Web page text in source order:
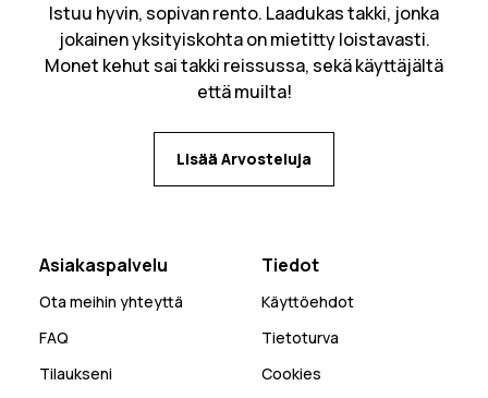
Istuu hyvin, sopivan rento. Laadukas takki, jonka
jokainen yksityiskohta on mietitty loistavasti.
Monet kehut sai takki reissussa, sekä käyttäjältä
että muilta!
Lisää Arvosteluja
Asiakaspalvelu
Ota meihin yhteyttä
FAQ
Tilaukseni
Tiedot
Käyttöehdot
Tietoturva
Cookies